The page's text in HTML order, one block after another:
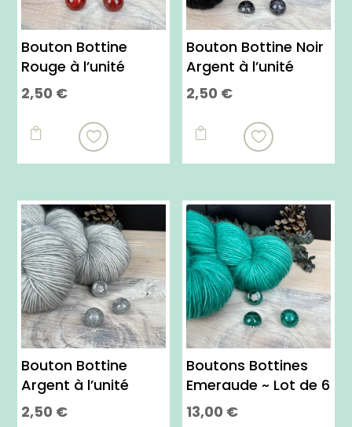
Bouton Bottine
Rouge à l’unité
2,50 €

Bouton Bottine Noir
Argent à l’unité
2,50 €

Bouton Bottine
Argent à l’unité
2,50 €
Boutons Bottines
Emeraude ~ Lot de 6
13,00 €